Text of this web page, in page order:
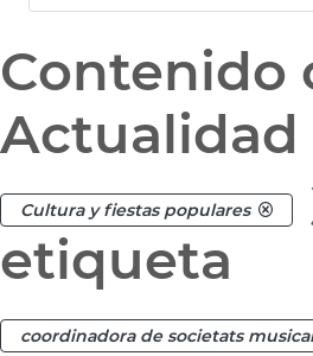
Contenido
Actualidad
Cultura y fiestas populares
etiqueta
coordinadora de societats